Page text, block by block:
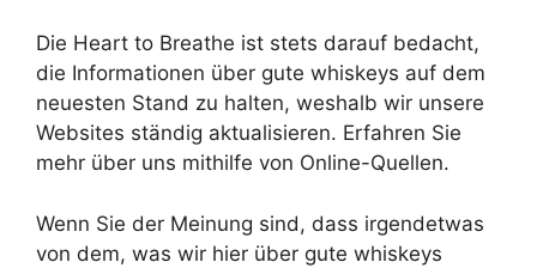
Die Heart to Breathe ist stets darauf bedacht,
die Informationen über gute whiskeys auf dem
neuesten Stand zu halten, weshalb wir unsere
Websites ständig aktualisieren. Erfahren Sie
mehr über uns mithilfe von Online-Quellen.
Wenn Sie der Meinung sind, dass irgendetwas
von dem, was wir hier über gute whiskeys